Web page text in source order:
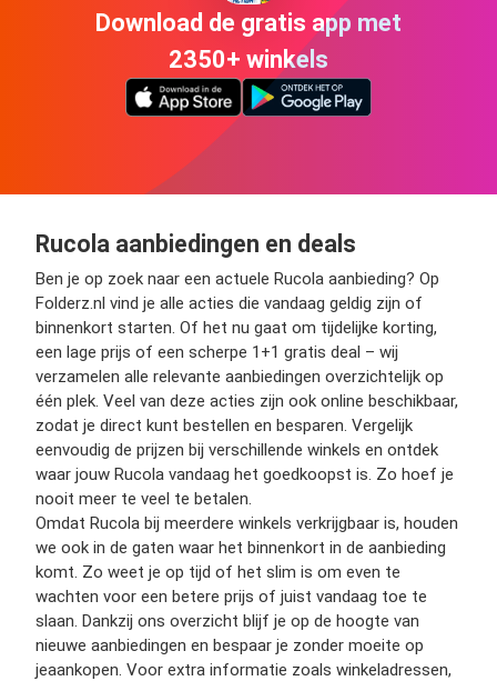
Download de gratis app met
2350+ winkels
Rucola aanbiedingen en deals
Ben je op zoek naar een actuele Rucola aanbieding? Op
Folderz.nl vind je alle acties die vandaag geldig zijn of
binnenkort starten. Of het nu gaat om tijdelijke korting,
een lage prijs of een scherpe 1+1 gratis deal – wij
verzamelen alle relevante aanbiedingen overzichtelijk op
één plek. Veel van deze acties zijn ook online beschikbaar,
zodat je direct kunt bestellen en besparen. Vergelijk
eenvoudig de prijzen bij verschillende winkels en ontdek
waar jouw Rucola vandaag het goedkoopst is. Zo hoef je
nooit meer te veel te betalen.
Omdat Rucola bij meerdere winkels verkrijgbaar is, houden
we ook in de gaten waar het binnenkort in de aanbieding
komt. Zo weet je op tijd of het slim is om even te
wachten voor een betere prijs of juist vandaag toe te
slaan. Dankzij ons overzicht blijf je op de hoogte van
nieuwe aanbiedingen en bespaar je zonder moeite op
jeaankopen. Voor extra informatie zoals winkeladressen,